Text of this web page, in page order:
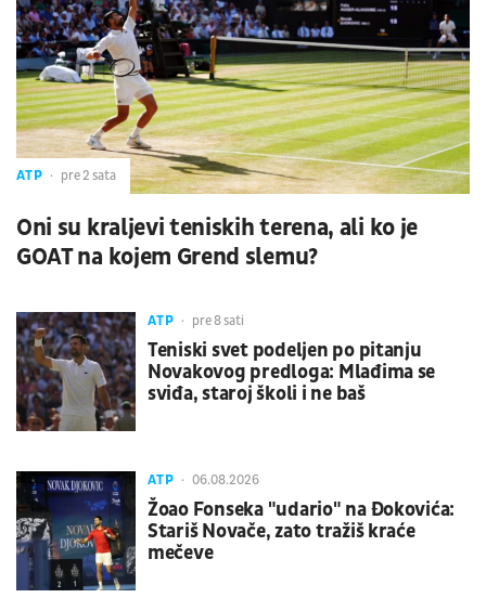
ATP pre 2 sata
Oni su kraljevi teniskih terena, ali ko je
GOAT na kojem Grend slemu?
ATP pre 8 sati
Teniski svet podeljen po pitanju
Novakovog predloga: Mlađima se
sviđa, staroj školi i ne baš
ATP 06.08.2026
Žoao Fonseka "udario" na Đokovića:
Stariš Novače, zato tražiš kraće
mečeve